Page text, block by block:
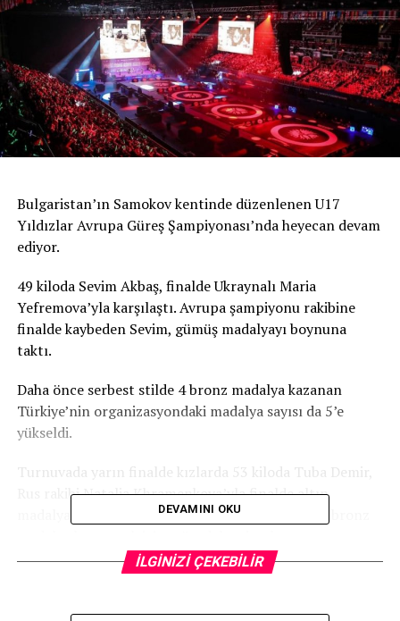
Bulgaristan’ın Samokov kentinde düzenlenen U17
Yıldızlar Avrupa Güreş Şampiyonası’nda heyecan devam
ediyor.
49 kiloda Sevim Akbaş, finalde Ukraynalı Maria
Yefremova’yla karşılaştı. Avrupa şampiyonu rakibine
finalde kaybeden Sevim, gümüş madalyayı boynuna
taktı.
Daha önce serbest stilde 4 bronz madalya kazanan
Türkiye’nin organizasyondaki madalya sayısı da 5’e
yükseldi.
Turnuvada yarın finalde kızlarda 53 kiloda Tuba Demir,
Rus rakibi Natalia Khramenkova’yla finalde altın
madalya için karşılaşacak. 61 kiloda Büşra Efe ise bronz
DEVAMINI OKU
İLGİNİZİ ÇEKEBİLİR